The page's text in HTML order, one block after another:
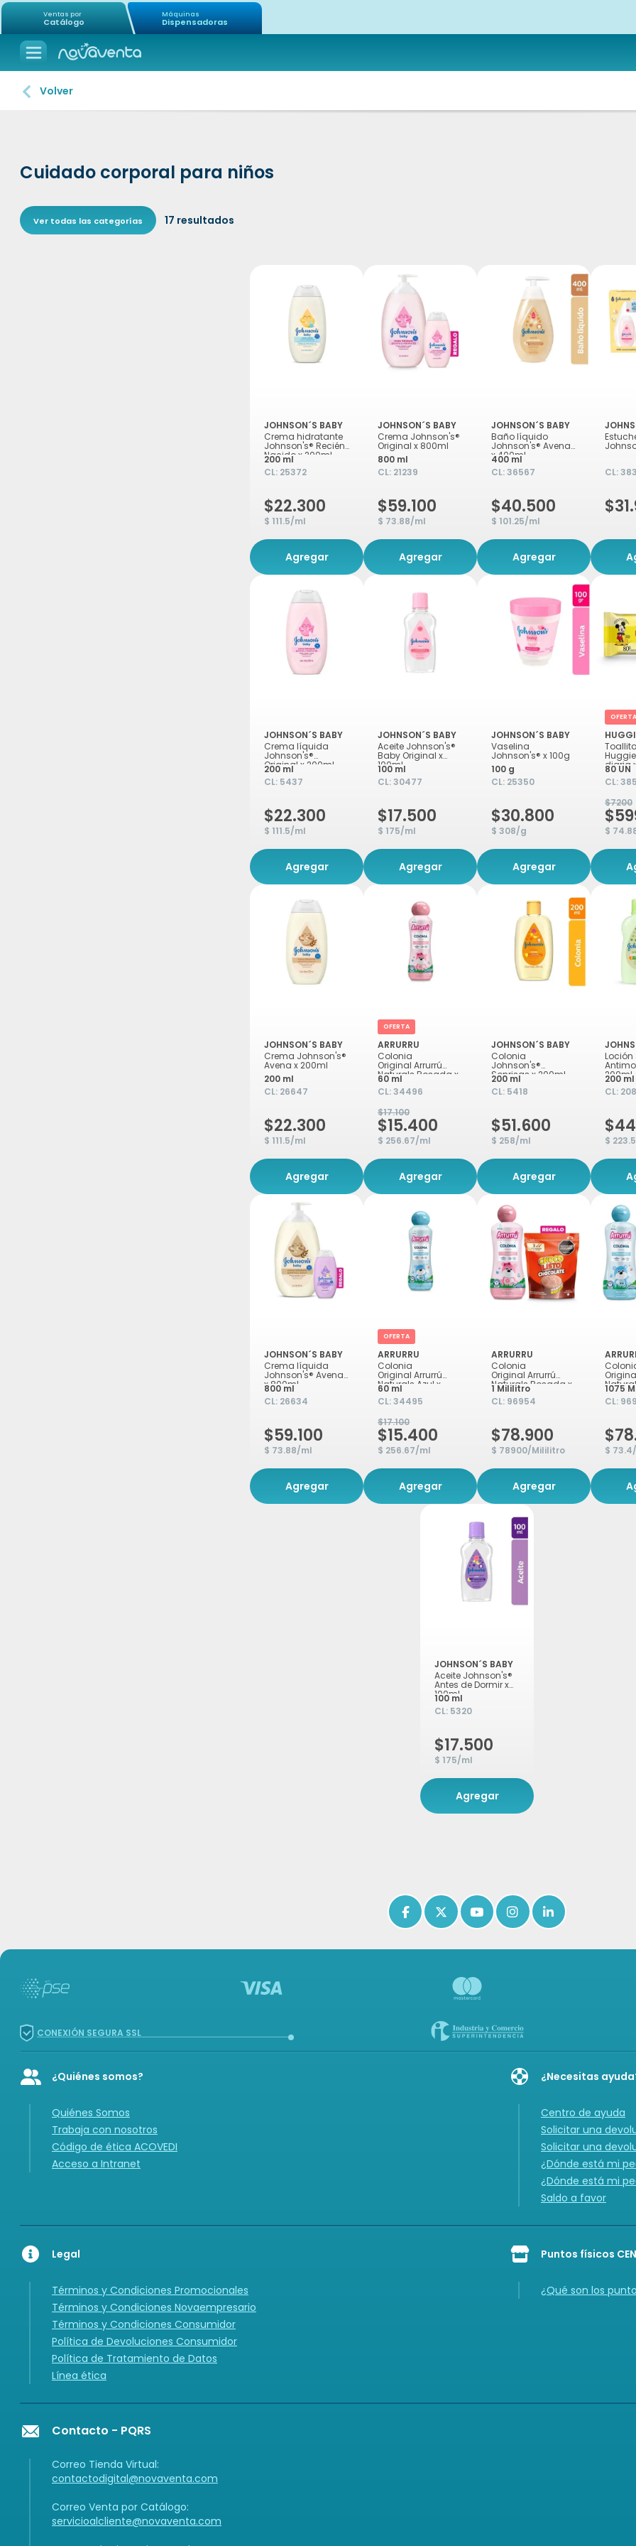
Ventas por
Catálogo
Máquinas
Dispensadoras
Volver
Cuidado corporal para niños
Ver todas las categorías 17 resultados
JOHNSON´S BABY
Crema hidratante
Johnson's® Recién
Nacido x 200ml
200 ml
CL: 25372
$22.300
$ 111.5/ml
Agregar
JOHNSON´S BABY
Crema Johnson's®
Original x 800ml
800 ml
CL: 21239
$59.100
$ 73.88/ml
Agregar
JOHNSON´S BABY
Baño líquido
Johnson's® Avena
x 400ml
400 ml
CL:36567
$40.500
$ 101.25/ml
Agregar
CL:
JOHNSON´S BABY
Crema líquida
Johnson's®
Original x 200ml
200 ml
CL: 5437
$22.300
$ 111.5/ml
Agregar
JOHNSON´S BABY
Aceite Johnson's®
Baby Original x
100ml
100 ml
CL:30477
$17.500
$ 175/ml
Agregar
JOHNSON´S BABY
Vaselina
Johnson's® x 100g
100 g
CL: 25350
$30.800
$ 308/g
Agregar
OFERTA
diaria
80 UN
CL:
$7200
$
JOHNSON´S BABY
Crema Johnson's®
Avena x 200ml
200 ml
CL: 26647
$22.300
$ 111.5/ml
Agregar
OFERTA
ARRURRU
Colonia
Original Arrurrú
Naturals Rosada x
60ml
60 ml
CL:34496
$17.100
$15.400
$ 256.67/ml
Agregar
JOHNSON´S BABY
Colonia
Johnson's®
Sonrisas x 200ml
200 ml
CL: 5418
$51.600
$ 258/ml
Agregar
Loción
200ml
200 ml
CL:
$
JOHNSON´S BABY
Crema líquida
Johnson's® Avena
x 800ml
800 ml
CL: 26634
$59.100
$ 73.88/ml
Agregar
OFERTA
ARRURRU
Colonia
Original Arrurrú
Naturals Azul x
60ml
60 ml
CL:34495
$17.100
$15.400
$ 256.67/ml
Agregar
ARRURRU
Colonia
Original Arrurrú
Naturals Rosada x
1.075ml
1 Mililitro
CL: 96954
$78.900
$ 78900/Mililitro
Agregar
1075
CL:
$
JOHNSON´S BABY
Aceite Johnson's®
Antes de Dormir x
100ml
100 ml
CL: 5320
$17.500
$ 175/ml
Agregar
Icon of facebook-f
Icon of x-twitter
Icon of youtube
Icon of instagram
Icon of
CONEXIÓN SEGURA SSL
Icon of user-group
¿Quiénes somos?
Quiénes Somos
Trabaja con nosotros
Código de ética ACOVEDI
Acceso a Intranet
¿Necesitas
Centro de ayuda
Solicitar una
Solicitar una
¿Dónde está mi
¿Dónde está mi
Saldo a favor
Icon of store
Puntos físicos CEN
¿Qué son los
Legal
Términos y Condiciones Promocionales
Términos y Condiciones Novaempresario
Términos y Condiciones Consumidor
Política de Devoluciones Consumidor
Política de Tratamiento de Datos
Línea ética
Contacto - PQRS
Correo Tienda Virtual:
contactodigital@novaventa.com
Correo Venta por Catálogo:
servicioalcliente@novaventa.com